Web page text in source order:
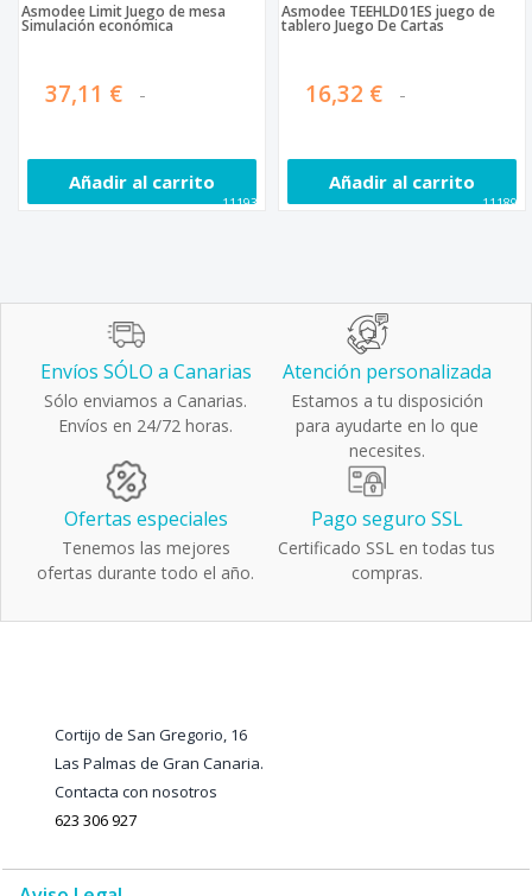
Asmodee Limit Juego de mesa
Simulación económica
37,11 €
Añadir al carrito
111930
Asmodee TEEHLD01ES juego de
tablero Juego De Cartas
16,32 €
Añadir al carrito
111893
Envíos SÓLO a Canarias
Sólo enviamos a Canarias.
Envíos en 24/72 horas.
Atención personalizada
Estamos a tu disposición
para ayudarte en lo que
necesites.
Ofertas especiales
Tenemos las mejores
ofertas durante todo el año.
Pago seguro SSL
Certificado SSL en todas tus
compras.
Cortijo de San Gregorio, 16
Las Palmas de Gran Canaria.
Contacta con nosotros
623 306 927